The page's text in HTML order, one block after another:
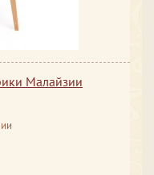
Малайзии